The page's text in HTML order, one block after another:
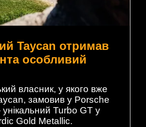
Taycan отримав
особливий
власник, у якого вже
замовив у Porsche
Turbo GT у
Gold Metallic.